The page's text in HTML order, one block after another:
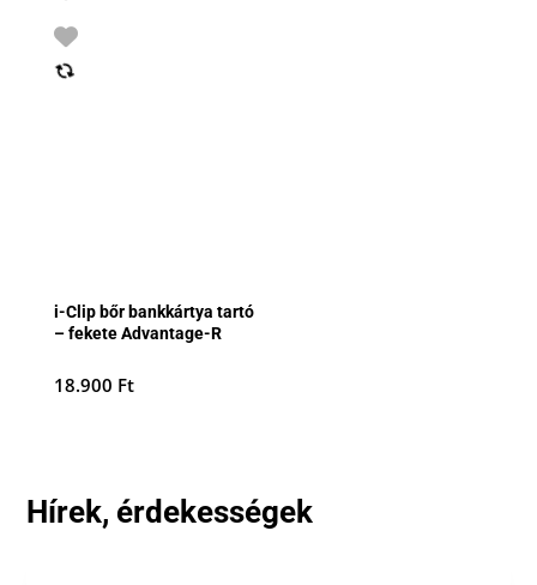
i-Clip bőr bankkártya tartó
– fekete Advantage-R
18.900 Ft
Hírek, érdekességek